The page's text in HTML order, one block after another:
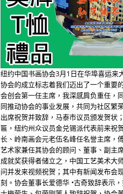
纽约中国书画协会3月1日在华埠喜运来
协会的成立标志着我们迈出了一个重要
会创会第一任主席，我深感肩负重任，
同推动协会的事业发展，共同为社区繁
出席祝贺并致辞，马泰市议员颁发贺状
匾，纽约州众议员金兑锡派代表前来祝
长、岭南画会元老伍名峰任名誉主席，
艺术家兼任其协会的顾问、董事、副主
成就奖获得者储立之，中国工艺美术大
问并发来视频祝贺；其中有新闻发布会
刻。协会董事长爱德华 •古奇致辞表示